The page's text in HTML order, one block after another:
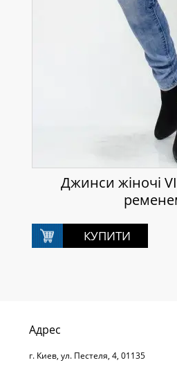
Джинси жіночі
Адрес
г. Киев, ул. Пестеля, 4, 01135